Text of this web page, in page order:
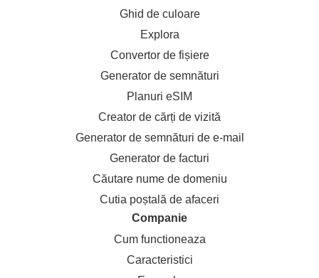
Ghid de culoare
Explora
Convertor de fișiere
Generator de semnături
Planuri eSIM
Creator de cărți de vizită
Generator de semnături de e-mail
Generator de facturi
Căutare nume de domeniu
Cutia poștală de afaceri
Companie
Cum functioneaza
Caracteristici